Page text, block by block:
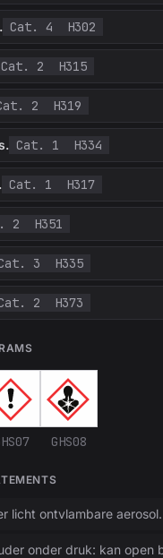
Cat. 4 H302
Cat. 2 H315
2 H319
Cat. 1 H334
Cat. 1 H317
2 H351
3 H335
2 H373
GHS08
licht ontvlambare aerosol.
onder druk: kan open